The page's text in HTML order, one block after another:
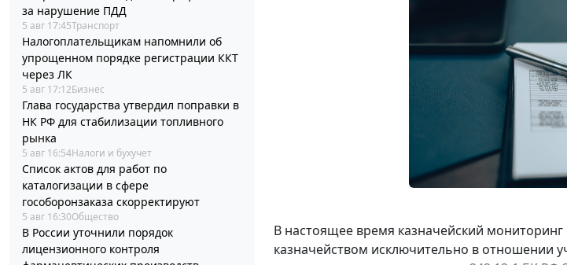
за нарушение ПДД
5 авг 17:45Транспорт
Налогоплательщикам напомнили об
упрощенном порядке регистрации ККТ
через ЛК
5 авг 17:12Бизнес
Глава государства утвердил поправки в
НК РФ для стабилизации топливного
рынка
5 авг 16:54Налоги и бухучет
Список актов для работ по
каталогизации в сфере
гособоронзаказа скорректируют
5 авг 16:30Общество
В России уточнили порядок
лицензионного контроля
В настоящее время казначейский
казначейством исключительно в отношении